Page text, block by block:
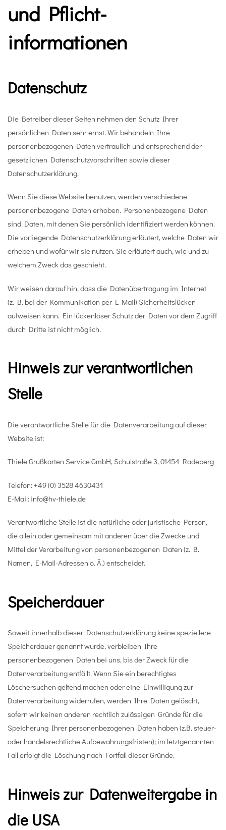
und Pflicht­
informationen
Datenschutz
Die Betreiber dieser Seiten nehmen den Schutz Ihrer
persönlichen Daten sehr ernst. Wir behandeln Ihre
personenbezogenen Daten vertraulich und entsprechend der
gesetzlichen Datenschutzvorschriften sowie dieser
Datenschutzerklärung.
Wenn Sie diese Website benutzen, werden verschiedene
personenbezogene Daten erhoben. Personenbezogene Daten
sind Daten, mit denen Sie persönlich identifiziert werden können.
Die vorliegende Datenschutzerklärung erläutert, welche Daten wir
erheben und wofür wir sie nutzen. Sie erläutert auch, wie und zu
welchem Zweck das geschieht.
Wir weisen darauf hin, dass die Datenübertragung im Internet
(z. B. bei der Kommunikation per E-Mail) Sicherheitslücken
aufweisen kann. Ein lückenloser Schutz der Daten vor dem Zugriff
durch Dritte ist nicht möglich.
Hinweis zur verantwortlichen
Stelle
Die verantwortliche Stelle für die Datenverarbeitung auf dieser
Website ist:
Thiele Grußkarten Service GmbH, Schulstraße 3, 01454 Radeberg
Telefon: +49 (0) 3528 4630431
E-Mail: info@hv-thiele.de
Verantwortliche Stelle ist die natürliche oder juristische Person,
die allein oder gemeinsam mit anderen über die Zwecke und
Mittel der Verarbeitung von personenbezogenen Daten (z. B.
Namen, E-Mail-Adressen o. Ä.) entscheidet.
Speicherdauer
Soweit innerhalb dieser Datenschutzerklärung keine speziellere
Speicherdauer genannt wurde, verbleiben Ihre
personenbezogenen Daten bei uns, bis der Zweck für die
Datenverarbeitung entfällt. Wenn Sie ein berechtigtes
Löschersuchen geltend machen oder eine Einwilligung zur
Datenverarbeitung widerrufen, werden Ihre Daten gelöscht,
sofern wir keinen anderen rechtlich zulässigen Gründe für die
Speicherung Ihrer personenbezogenen Daten haben (z.B. steuer-
oder handelsrechtliche Aufbewahrungsfristen); im letztgenannten
Fall erfolgt die Löschung nach Fortfall dieser Gründe.
Hinweis zur Datenweitergabe in
die USA